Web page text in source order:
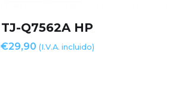
TJ-Q7562A HP
€29,90 (I.V.A. incluido)